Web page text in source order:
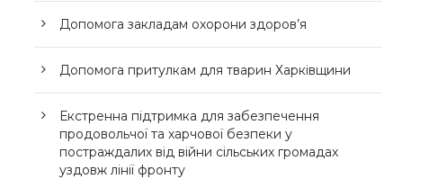
Допомога закладам охорони здоров’я
Допомога притулкам для тварин Харківщини
Екстренна підтримка для забезпечення
продовольчої та харчової безпеки у
постраждалих від війни сільських громадах
уздовж лінії фронту